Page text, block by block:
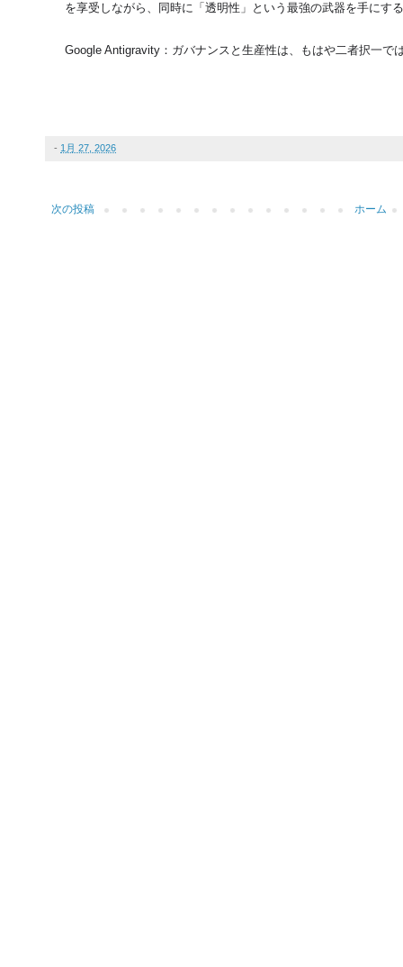
を享受しながら、同時に「透明性」という最強の武器を手にす
Google Antigravity：ガバナンスと生産性は、もはや二者択一で
- 1月 27, 2026
次の投稿 ホーム